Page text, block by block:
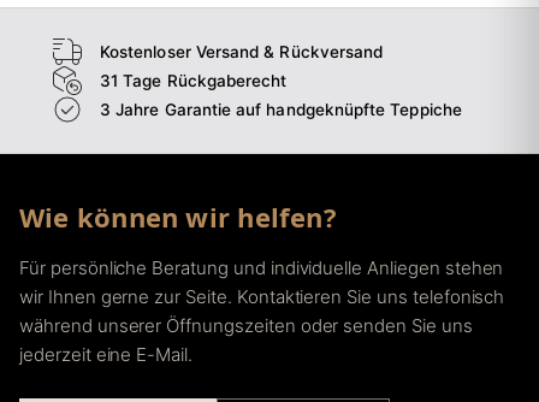
Kostenloser Versand & Rückversand
31 Tage Rückgaberecht
3 Jahre Garantie auf handgeknüpfte Teppiche
Wie können wir helfen?
Für persönliche Beratung und individuelle Anliegen stehen
wir Ihnen gerne zur Seite. Kontaktieren Sie uns telefonisch
während unserer Öffnungszeiten oder senden Sie uns
jederzeit eine E-Mail.